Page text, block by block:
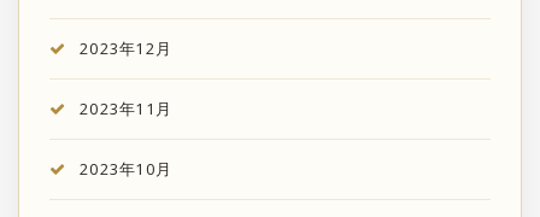
2023年12月
2023年11月
2023年10月